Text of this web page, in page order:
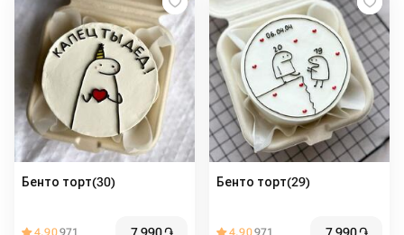
Бенто торт(30)
4.90971
Бенто торт(29)
4.90971